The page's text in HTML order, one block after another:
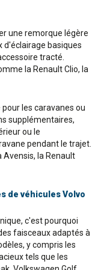
une remorque légère
d'éclairage basiques
tracté.
la Renault Clio, la
les caravanes ou
supplémentaires,
ou le
pendant le trajet.
Avensis, la Renault
de véhicules Volvo
c'est pourquoi
faisceaux adaptés à
y compris les
tels que les